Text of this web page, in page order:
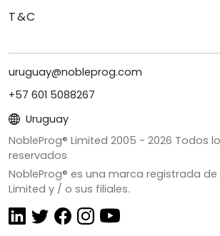
T&C
uruguay@nobleprog.com
+57 601 5088267
Uruguay
NobleProg® Limited 2005 - 2026 Todos
reservados
NobleProg® es una marca registrada de
Limited y / o sus filiales.